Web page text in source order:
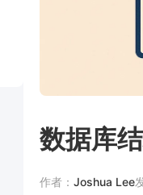
数据库
作者： Joshua Lee